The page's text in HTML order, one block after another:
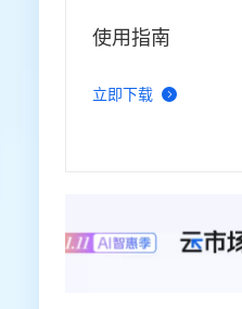
使用指南
立即下载